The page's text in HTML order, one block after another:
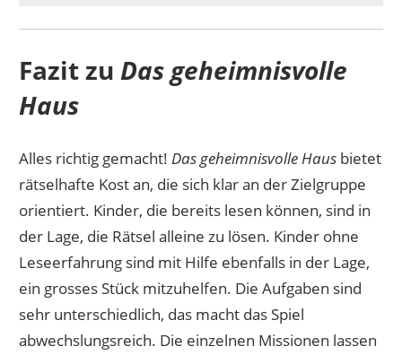
Fazit zu Das geheimnisvolle
Haus
Alles richtig gemacht!Das geheimnisvolle Haus bietet
rätselhafte Kost an, die sich klar an der Zielgruppe
orientiert. Kinder, die bereits lesen können, sind in
der Lage, die Rätsel alleine zu lösen. Kinder ohne
Leseerfahrung sind mit Hilfe ebenfalls in der Lage,
ein grosses Stück mitzuhelfen. Die Aufgaben sind
sehr unterschiedlich, das macht das Spiel
abwechslungsreich. Die einzelnen Missionen lassen